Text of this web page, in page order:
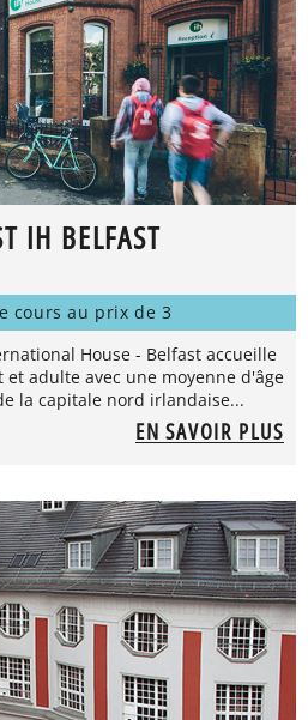
IH BELFAST
cours au prix de 3
House - Belfast accueille
adulte avec une moyenne d'âge
la capitale nord irlandaise...
EN SAVOIR PLUS